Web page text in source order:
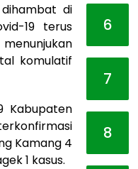
di
19 terus
komulatif
Kabupaten
Kamang 4
1 kasus.
6
7
8